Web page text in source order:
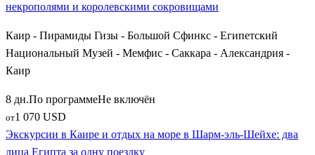
некрополями и королевскими сокровищами
Каир - Пирамиды Гизы - Большой Сфинкс - Египетский
Национальный Музей - Мемфис - Саккара - Александрия -
Каир
8 дн.По программеНе включён
от1 070 USD
Экскурсии в Каире и отдых на море в Шарм-эль-Шейхе: два
лица Египта за одну поездку